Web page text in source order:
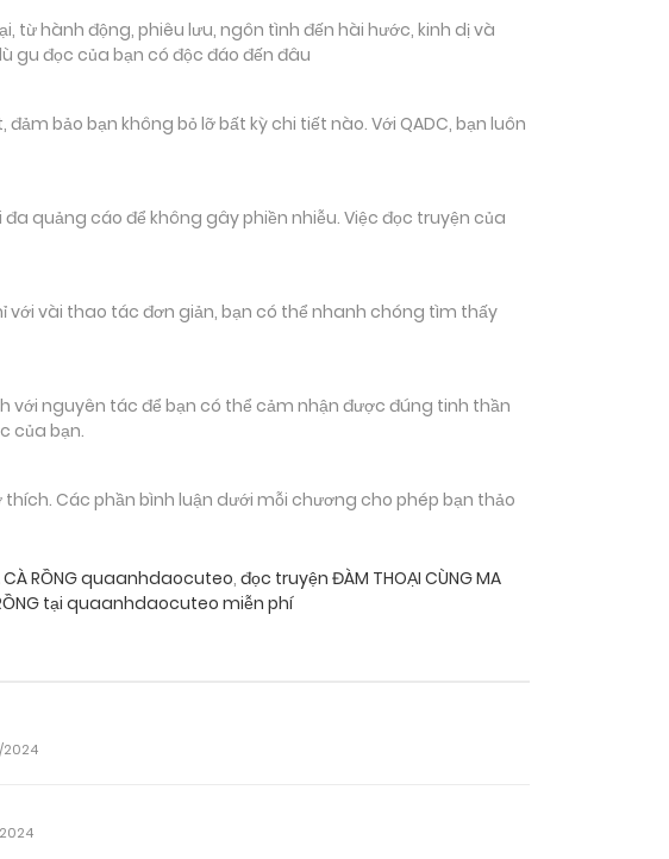
từ hành động, phiêu lưu, ngôn tình đến hài hước, kinh dị và
gu đọc của bạn có độc đáo đến đâu
bảo bạn không bỏ lỡ bất kỳ chi tiết nào. Với QADC, bạn luôn
quảng cáo để không gây phiền nhiễu. Việc đọc truyện của
với vài thao tác đơn giản, bạn có thể nhanh chóng tìm thấy
nguyên tác để bạn có thể cảm nhận được đúng tinh thần
của bạn.
Các phần bình luận dưới mỗi chương cho phép bạn thảo
CÀ RỒNG quaanhdaocuteo, đọc truyện ĐÀM THOẠI CÙNG MA
tại quaanhdaocuteo miễn phí
2024